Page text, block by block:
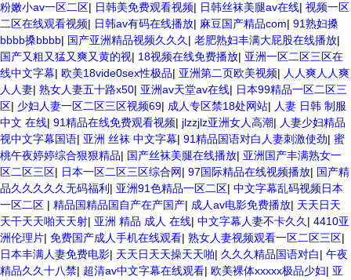
粉嫩小av一区二区| 日韩美免费观看视频| 日韩丝袜美腿av在线| 视频一区
二区在线观看视频| 日韩av有码在线播放| 麻豆国产精品com| 91熟妇搡
bbbb搡bbbb| 国产亚洲精品视频久久久 | 老肥熟妇丰满大屁股在线播放|
国产又粗又猛又爽又黄的视| 18视频在线免费播放| 亚洲一区二区三区在
线中文字幕| 欧美18vide0sex性极品| 亚洲第二页欧美视频| 人人爽人人爽
人人妻| 熟女人妻五十路x50| 亚洲av天堂av在线| 日本99精品一区二区三
区| 少妇人妻一区二区三区视频69| 成人专区禁18处网站| 人妻 日韩 制服
中文 在线| 91精品在线免费观看视频| jlzzjlz亚洲女人高潮| 人妻少妇精品
视中文字幕国语| 亚洲 丝袜 中文字幕| 91精品国语对白人妻刺激使劲| 蜜
桃午夜婷婷综合狠狠精品| 国产丝袜美腿在线播放| 亚洲国产丰满熟女一
区二区三区| 日本一区二区三区综合网| 97国际精品在线视频播放| 国产精
品久久久久久无码福利 | 亚洲91色精品一区二区| 中文字幕乱码视频日本
一区二区 | 精品国精品国自产在产国产| 成人av电影免费播放| 天天日天
天干天天啪天天射| 亚洲 精品 成人 在线| 中文字幕人妻不卡久久 | 4410亚
洲伦理片| 免费国产成人手机在线观看| 熟女人妻视频观看一区二区三区|
日本丰满人妻免费电影| 天天日天天操天天啪| 久久久精品国语对白| 午夜
精品久久十八禁| 超清av中文字幕在线观看| 欧美裸体xxxxx极品少妇| 亚